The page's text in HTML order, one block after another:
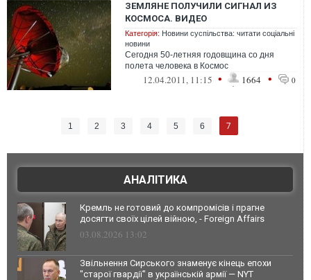
ЗЕМЛЯНЕ ПОЛУЧИЛИ СИГНАЛ ИЗ
КОСМОСА. ВИДЕО
Категорія: Новини суспільства: читати соціальні
новини
Сегодня 50-летняя годовщина со дня
полета человека в Космос
12.04.2011, 11:15 • 1664 • 0
1 2 3 4 5 6 7
АНАЛІТИКА
Кремль не готовий до компромісів і прагне
досягти своїх цілей війною, - Foreign Affairs
03.08.2026 13:02
Звільнення Сирського знаменує кінець епохи
"старої гвардії" в українській армії — NYT